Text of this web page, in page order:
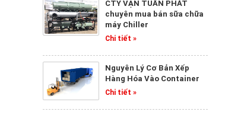
CTY VẠN TUẤN PHÁT
chuyên mua bán sữa chữa
máy Chiller
Chi tiết »
Nguyên Lý Cơ Bản Xếp
Hàng Hóa Vào Container
Chi tiết »